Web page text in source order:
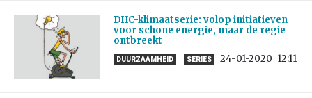
DHC-klimaatserie: volop initiatieven
voor schone energie, maar de regie
ontbreekt
DUURZAAMHEID SERIES 24-01-2020 12:11